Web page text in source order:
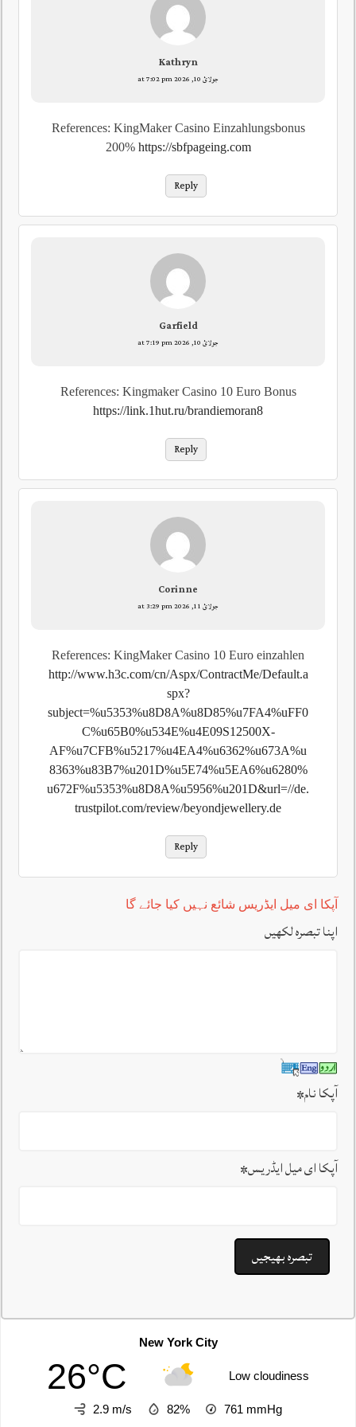
Kathryn
جولائ 10, 2026 at 7:02 pm
References: KingMaker Casino Einzahlungsbonus
200% https://sbfpageing.com
Reply
Garfield
جولائ 10, 2026 at 7:19 pm
References: Kingmaker Casino 10 Euro Bonus
https://link.1hut.ru/brandiemoran8
Reply
Corinne
جولائ 11, 2026 at 3:29 pm
References: KingMaker Casino 10 Euro einzahlen
http://www.h3c.com/cn/Aspx/ContractMe/Default.a
spx?
subject=%u5353%u8D8A%u8D85%u7FA4%uFF0
C%u65B0%u534E%u4E09S12500X-
AF%u7CFB%u5217%u4EA4%u6362%u673A%u
8363%u83B7%u201D%u5E74%u5EA6%u6280%
u672F%u5353%u8D8A%u5956%u201D&url=//de.
trustpilot.com/review/beyondjewellery.de
Reply
آپکا ای میل ایڈریس شائع نہیں کیا جائے گا
اپنا تبصرہ لکھیں
آپکا نام*
آپکا ای میل ایڈریس*
New York City
26°C Low cloudiness
2.9 m/s 82% 761 mmHg